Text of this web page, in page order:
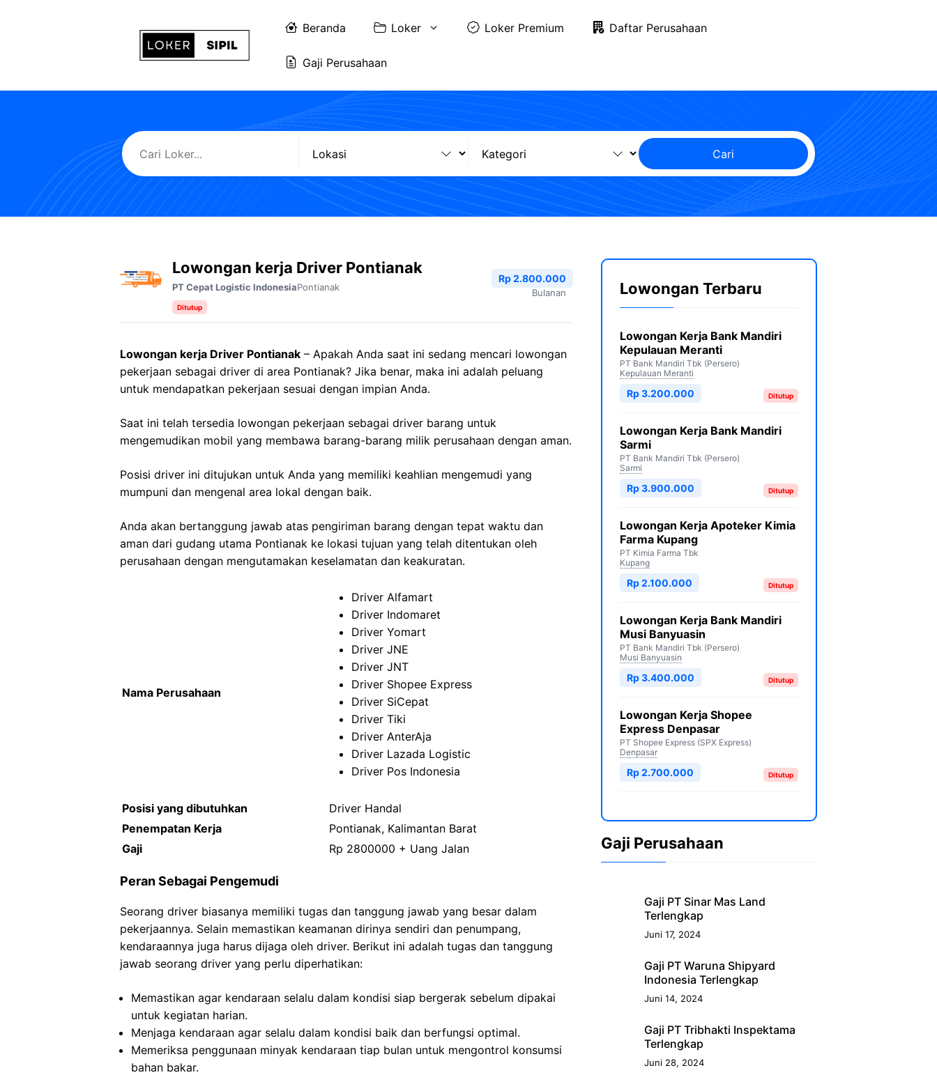
Beranda Loker Loker Premium Daftar Perusahaan
Gaji Perusahaan
Cari
Lowongan kerja Driver Pontianak
PT Cepat Logistic IndonesiaPontianak
Ditutup
Rp 2.800.000
Bulanan
Lowongan kerja Driver Pontianak – Apakah Anda saat ini sedang mencari lowongan
pekerjaan sebagai driver di area Pontianak? Jika benar, maka ini adalah peluang
untuk mendapatkan pekerjaan sesuai dengan impian Anda.
Saat ini telah tersedia lowongan pekerjaan sebagai driver barang untuk
mengemudikan mobil yang membawa barang-barang milik perusahaan dengan aman.
Posisi driver ini ditujukan untuk Anda yang memiliki keahlian mengemudi yang
mumpuni dan mengenal area lokal dengan baik.
Anda akan bertanggung jawab atas pengiriman barang dengan tepat waktu dan
aman dari gudang utama Pontianak ke lokasi tujuan yang telah ditentukan oleh
perusahaan dengan mengutamakan keselamatan dan keakuratan.
Nama Perusahaan
Driver Alfamart
Driver Indomaret
Driver Yomart
Driver JNE
Driver JNT
Driver Shopee Express
Driver SiCepat
Driver Tiki
Driver AnterAja
Driver Lazada Logistic
Driver Pos Indonesia
Posisi yang dibutuhkan
Driver Handal
Penempatan Kerja
Pontianak, Kalimantan Barat
Gaji
Rp 2800000 + Uang Jalan
Peran Sebagai Pengemudi
Seorang driver biasanya memiliki tugas dan tanggung jawab yang besar dalam
pekerjaannya. Selain memastikan keamanan dirinya sendiri dan penumpang,
kendaraannya juga harus dijaga oleh driver. Berikut ini adalah tugas dan tanggung
jawab seorang driver yang perlu diperhatikan:
Memastikan agar kendaraan selalu dalam kondisi siap bergerak sebelum dipakai
untuk kegiatan harian.
Menjaga kendaraan agar selalu dalam kondisi baik dan berfungsi optimal.
Memeriksa penggunaan minyak kendaraan tiap bulan untuk mengontrol konsumsi
bahan bakar.
Lowongan Terbaru
Lowongan Kerja Bank Mandiri
Kepulauan Meranti
PT Bank Mandiri Tbk (Persero)
Kepulauan Meranti
Ditutup
Rp 3.200.000
Lowongan Kerja Bank Mandiri
Sarmi
PT Bank Mandiri Tbk (Persero)
Sarmi
Ditutup
Rp 3.900.000
Lowongan Kerja Apoteker Kimia
Farma Kupang
PT Kimia Farma Tbk
Kupang
Ditutup
Rp 2.100.000
Lowongan Kerja Bank Mandiri
Musi Banyuasin
PT Bank Mandiri Tbk (Persero)
Musi Banyuasin
Ditutup
Rp 3.400.000
Lowongan Kerja Shopee
Express Denpasar
PT Shopee Express (SPX Express)
Denpasar
Ditutup
Rp 2.700.000
Gaji Perusahaan
Gaji PT Sinar Mas Land
Terlengkap
Juni 17, 2024
Gaji PT Waruna Shipyard
Indonesia Terlengkap
Juni 14, 2024
Gaji PT Tribhakti Inspektama
Terlengkap
Juni 28, 2024